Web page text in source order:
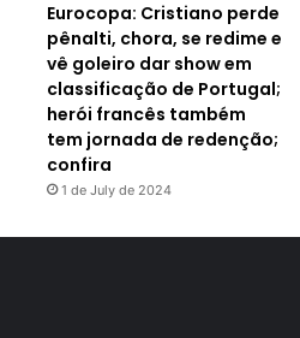
Eurocopa: Cristiano perde
pênalti, chora, se redime e
vê goleiro dar show em
classificação de Portugal;
herói francês também
tem jornada de redenção;
confira
1 de July de 2024